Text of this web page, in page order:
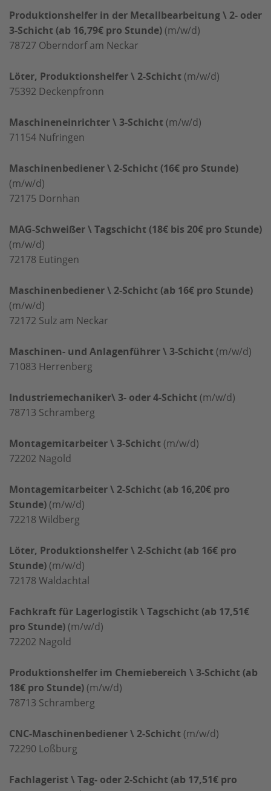
Produktionshelfer in der Metallbearbeitung \ 2- oder
3-Schicht (ab 16,79€ pro Stunde) (m/w/d)
78727 Oberndorf am Neckar
Löter, Produktionshelfer \ 2-Schicht (m/w/d)
75392 Deckenpfronn
Maschineneinrichter \ 3-Schicht (m/w/d)
71154 Nufringen
Maschinenbediener \ 2-Schicht (16€ pro Stunde)
(m/w/d)
72175 Dornhan
MAG-Schweißer \ Tagschicht (18€ bis 20€ pro Stunde)
(m/w/d)
72178 Eutingen
Maschinenbediener \ 2-Schicht (ab 16€ pro Stunde)
(m/w/d)
72172 Sulz am Neckar
Maschinen- und Anlagenführer \ 3-Schicht (m/w/d)
71083 Herrenberg
Industriemechaniker\ 3- oder 4-Schicht (m/w/d)
78713 Schramberg
Montagemitarbeiter \ 3-Schicht (m/w/d)
72202 Nagold
Montagemitarbeiter \ 2-Schicht (ab 16,20€ pro
Stunde) (m/w/d)
72218 Wildberg
Löter, Produktionshelfer \ 2-Schicht (ab 16€ pro
Stunde) (m/w/d)
72178 Waldachtal
Fachkraft für Lagerlogistik \ Tagschicht (ab 17,51€
pro Stunde) (m/w/d)
72202 Nagold
Produktionshelfer im Chemiebereich \ 3-Schicht (ab
18€ pro Stunde) (m/w/d)
78713 Schramberg
CNC-Maschinenbediener \ 2-Schicht (m/w/d)
72290 Loßburg
Fachlagerist \ Tag- oder 2-Schicht (ab 17,51€ pro